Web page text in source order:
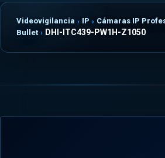
Videovigilancia IP Cámaras IP
Bullet
DHI-ITC439-PW1H-Z1050